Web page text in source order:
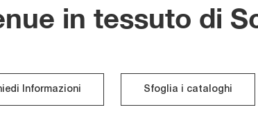
in tessuto di
Informazioni Sfoglia i cataloghi